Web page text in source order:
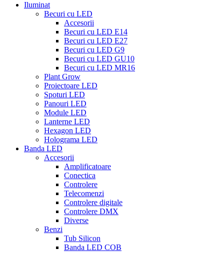
Iluminat
Becuri cu LED
Accesorii
Becuri cu LED E14
Becuri cu LED E27
Becuri cu LED G9
Becuri cu LED GU10
Becuri cu LED MR16
Plant Grow
Proiectoare LED
Spoturi LED
Panouri LED
Module LED
Lanterne LED
Hexagon LED
Holograma LED
Banda LED
Accesorii
Amplificatoare
Conectica
Controlere
Telecomenzi
Controlere digitale
Controlere DMX
Diverse
Benzi
Tub Silicon
Banda LED COB